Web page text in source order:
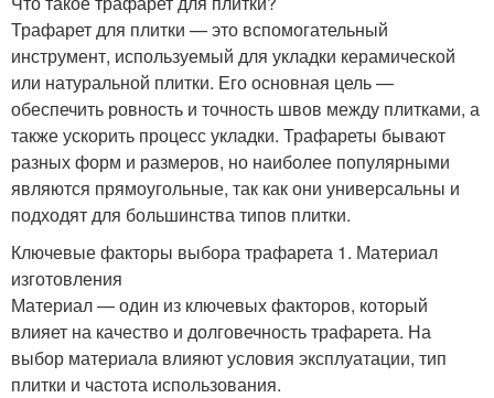
Трафарет для плитки — это вспомогательный
инструмент, используемый для укладки керамической
или натуральной плитки. Его основная цель —
обеспечить ровность и точность швов между плитками, а
также ускорить процесс укладки. Трафареты бывают
разных форм и размеров, но наиболее популярными
являются прямоугольные, так как они универсальны и
подходят для большинства типов плитки.
Ключевые факторы выбора трафарета 1. Материал
изготовления
Материал — один из ключевых факторов, который
влияет на качество и долговечность трафарета. На
выбор материала влияют условия эксплуатации, тип
плитки и частота использования.